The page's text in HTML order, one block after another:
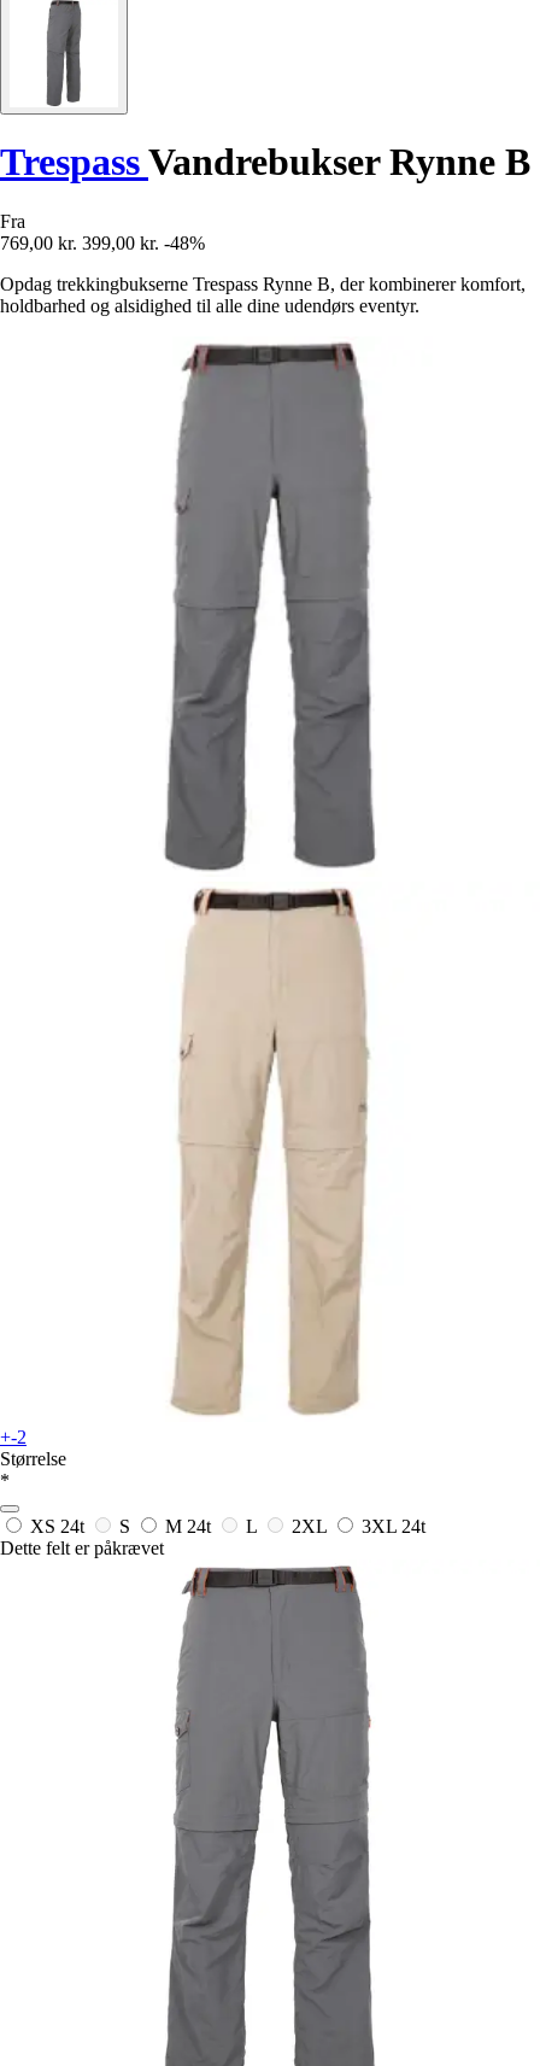
TrespassVandrebukser Rynne B
Fra
769,00 kr. 399,00 kr. -48%
Opdag trekkingbukserne Trespass Rynne B, der kombinerer komfort,
holdbarhed og alsidighed til alle dine udendørs eventyr.
+-2
Størrelse
*
XS 24t S M 24t L 2XL 3XL 24t
Dette felt er påkrævet